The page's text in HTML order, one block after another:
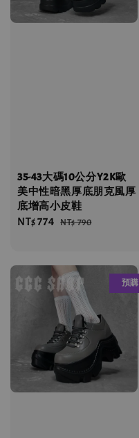
35-43大碼10公分Y2K歐
美中性暗黑厚底朋克風厚
底增高小皮鞋
Sale
NT$ 774 Regular
NT$ 790
預購